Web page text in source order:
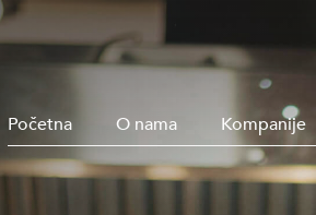
Početna O nama Kompanije